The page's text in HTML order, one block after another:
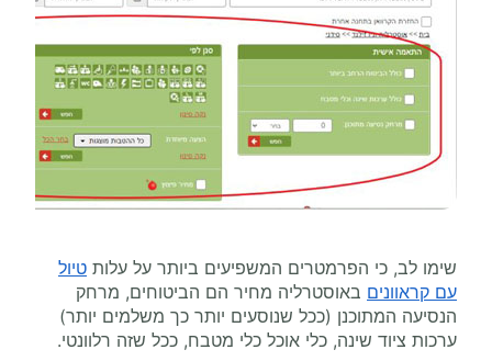
שימו לב, כי הפרמטרים המשפיעים ביותר על עלות טיול
עם קראוונים באוסטרליה מחיר הם הביטוחים, מרחק
הנסיעה המתוכנן (ככל שנוסעים יותר כך משלמים יותר)
ערכות ציוד שינה, כלי אוכל כלי מטבח, ככל שזה רלוונטי.